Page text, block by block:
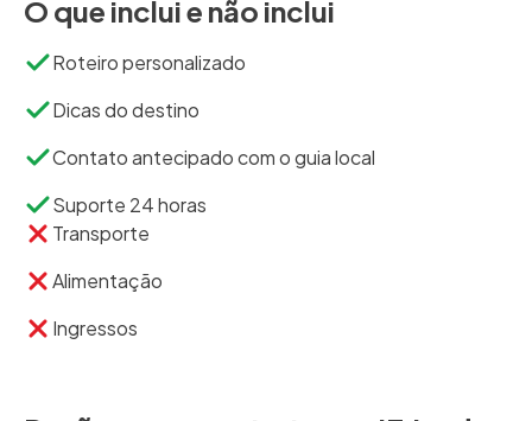
O que inclui e não inclui
Roteiro personalizado
Dicas do destino
Contato antecipado com o guia local
Suporte 24 horas
Transporte
Alimentação
Ingressos